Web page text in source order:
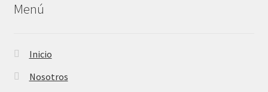
Menú
Inicio
Nosotros